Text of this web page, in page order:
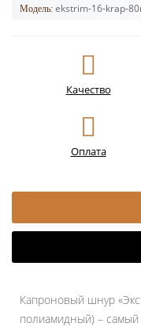
Модель: ekstrim-16-krap-
Качество
Оплата
Капроновый шнур
полиамидный) –